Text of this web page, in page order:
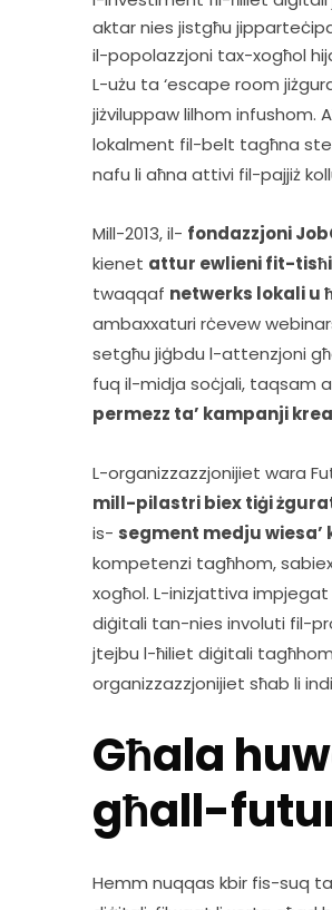
aktar nies jistgħu
il-popolazzjoni tax-xogħol
L-użu ta ‘escape room
jiżviluppaw lilhom infushom.
lokalment fil-belt tagħna
nafu li aħna attivi fil-pajjiż
Mill-2013, il- fondazzjoni
kienet attur ewlieni fit-
twaqqaf netwerks lokali u
ambaxxaturi rċevew
setgħu jiġbdu l-attenzjoni
fuq il-midja soċjali, taqsam
permezz ta’ kampanji
L-organizzazzjonijiet wara
mill-pilastri biex tiġi
is- segment medju wiesa’
kompetenzi tagħhom,
xogħol. L-inizjattiva impjegat
diġitali tan-nies involuti fil-
jtejbu l-ħiliet diġitali
organizzazzjonijiet sħab li
Għala
għall-
Hemm nuqqas kbir fis-suq